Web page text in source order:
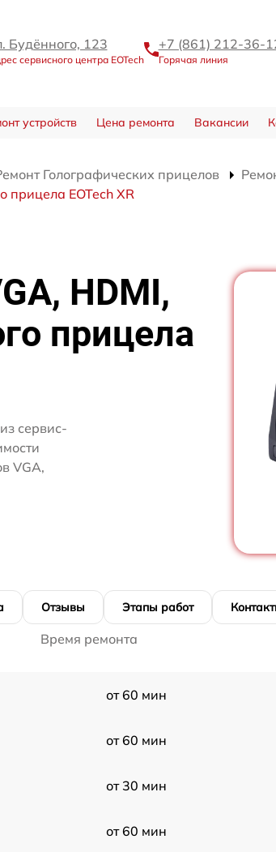
Будённого, 123
сервисного центра EOTech
+7 (861) 212-36-
Горячая линия
устройств Цена ремонта Вакансии
Голографических прицелов
прицела EOTech XR
HDMI,
прицела
сервис-
VGA,
Отзывы Этапы работ
Время ремонта
от 60 мин
от 60 мин
от 30 мин
от 60 мин